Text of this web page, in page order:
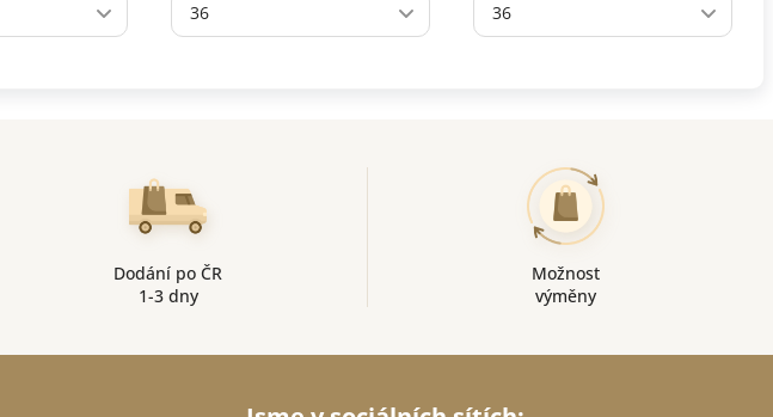
36 36
Dodání po ČR
1-3 dny
Možnost
výměny